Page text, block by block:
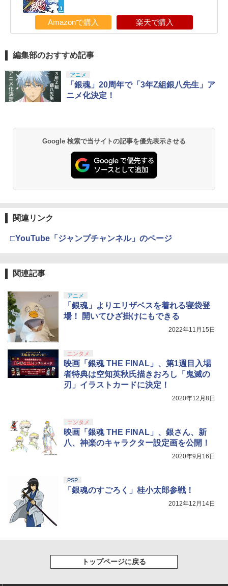
Amazonで購入 楽天で購入
編集部のおすすめ記事
アニメ
「銀魂」20周年で「3年Z組銀八先生」ア
ニメ化決定！
Google 検索で当サイトの記事を優先表示させる
関連リンク
□YouTube「ジャンプチャンネル」のページ
関連記事
アニメ
「銀魂」よりエリザベスを着れる寝袋登
場！ 開いてひざ掛けにもできる
2022年11月15日
エンタメ
映画「銀魂 THE FINAL」、第1週目入場
者特典は空知英秋氏描きおろし「鬼滅の
刃」イラストカードに決定！
2020年12月8日
エンタメ
映画「銀魂 THE FINAL」、銀さん、新
八、神楽のキャラクター設定画を公開！
2020年9月16日
PSP
「銀魂のすごろく」桂小太郎参戦！
2012年12月14日
トップページに戻る